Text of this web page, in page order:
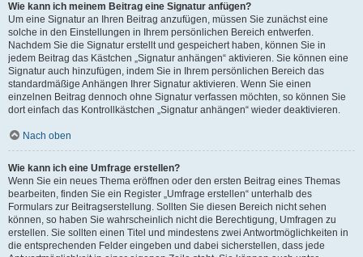
Wie kann ich meinem Beitrag eine Signatur anfügen?
Um eine Signatur an Ihren Beitrag anzufügen, müssen Sie zunächst eine
solche in den Einstellungen in Ihrem persönlichen Bereich entwerfen.
Nachdem Sie die Signatur erstellt und gespeichert haben, können Sie in
jedem Beitrag das Kästchen „Signatur anhängen“ aktivieren. Sie können eine
Signatur auch hinzufügen, indem Sie in Ihrem persönlichen Bereich das
standardmäßige Anhängen Ihrer Signatur aktivieren. Wenn Sie einen
einzelnen Beitrag dennoch ohne Signatur verfassen möchten, so können Sie
dort einfach das Kontrollkästchen „Signatur anhängen“ wieder deaktivieren.
Nach oben
Wie kann ich eine Umfrage erstellen?
Wenn Sie ein neues Thema eröffnen oder den ersten Beitrag eines Themas
bearbeiten, finden Sie ein Register „Umfrage erstellen“ unterhalb des
Formulars zur Beitragserstellung. Sollten Sie diesen Bereich nicht sehen
können, so haben Sie wahrscheinlich nicht die Berechtigung, Umfragen zu
erstellen. Sie sollten einen Titel und mindestens zwei Antwortmöglichkeiten in
die entsprechenden Felder eingeben und dabei sicherstellen, dass jede